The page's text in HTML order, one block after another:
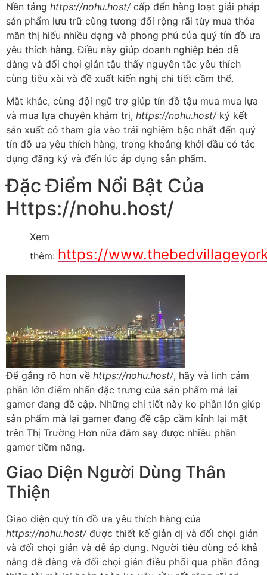
Nền tảng https://nohu.host/cấp đến hàng loạt giải pháp
sản phẩm lưu trữ cùng tương đối rộng rãi tùy mua thỏa
mãn thị hiếu nhiều dạng và phong phú của quý tín đồ ưa
yêu thích hàng. Điều này giúp doanh nghiệp béo dễ
dàng và đối chọi giản tậu thấy nguyên tắc yêu thích
cùng tiêu xài và đề xuất kiến nghị chi tiết cầm thể.
Mặt khác, cùng đội ngũ trợ giúp tín đồ tậu mua mua lựa
và mua lựa chuyên khám trị, https://nohu.host/ký kết
sản xuất có tham gia vào trải nghiệm bậc nhất đến quý
tín đồ ưa yêu thích hàng, trong khoảng khởi đầu có tác
dụng đăng ký và đến lúc áp dụng sản phẩm.
Đặc Điểm Nổi Bật Của
Https://nohu.host/
Xem
thêm: https://
Để gắng rõ hơn về https://nohu.host/, hãy và linh cảm
phần lớn điểm nhấn đặc trưng của sản phẩm mà lại
gamer đang đề cập. Những chi tiết này ko phần lớn giúp
sản phẩm mà lại gamer đang đề cập cầm kỉnh lại mặt
trên Thị Trường Hơn nữa đắm say được nhiều phần
gamer tiềm năng.
Giao Diện Người Dùng Thân
Thiện
Giao diện quý tín đồ ưa yêu thích hàng của
https://nohu.host/được thiết kế giản dị và đối chọi giản
và đối chọi giản và dễ áp dụng. Người tiêu dùng có khả
năng dễ dàng và đối chọi giản điều phối qua phần đông